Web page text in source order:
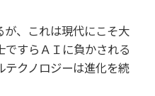
が、これは現代にこそ大
すらＡＩに負かされる
クノロジーは進化を続